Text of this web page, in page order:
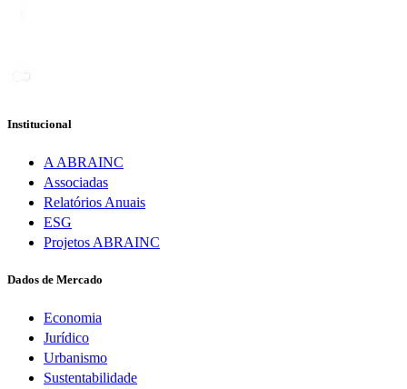
Institucional
A ABRAINC
Associadas
Relatórios Anuais
ESG
Projetos ABRAINC
Dados de Mercado
Economia
Jurídico
Urbanismo
Sustentabilidade